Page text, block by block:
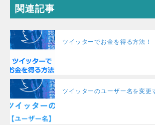
関連記事
ツイッターでお金を得る方法！
ツイッターのユーザー名を変更